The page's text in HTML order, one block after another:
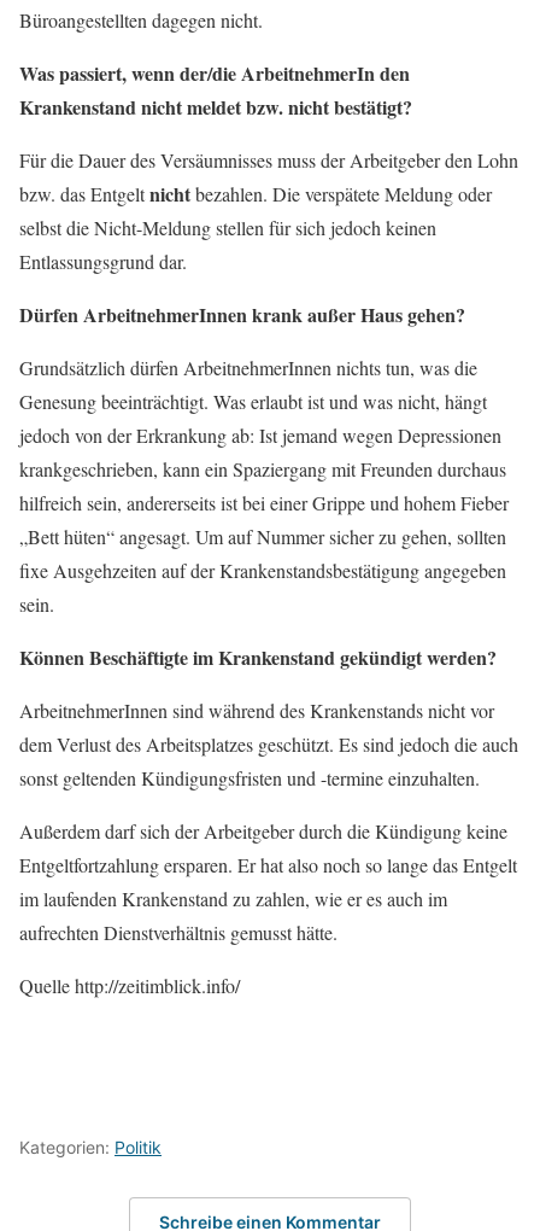
Büroangestellten dagegen nicht.
Was passiert, wenn der/die ArbeitnehmerIn den
Krankenstand nicht meldet bzw. nicht bestätigt?
Für die Dauer des Versäumnisses muss der Arbeitgeber den Lohn
bzw. das Entgeltnichtbezahlen. Die verspätete Meldung oder
selbst die Nicht-Meldung stellen für sich jedoch keinen
Entlassungsgrund dar.
Dürfen ArbeitnehmerInnen krank außer Haus gehen?
Grundsätzlich dürfen ArbeitnehmerInnen nichts tun, was die
Genesung beeinträchtigt. Was erlaubt ist und was nicht, hängt
jedoch von der Erkrankung ab: Ist jemand wegen Depressionen
krankgeschrieben, kann ein Spaziergang mit Freunden durchaus
hilfreich sein, andererseits ist bei einer Grippe und hohem Fieber
„Bett hüten“ angesagt. Um auf Nummer sicher zu gehen, sollten
fixe Ausgehzeiten auf der Krankenstandsbestätigung angegeben
sein.
Können Beschäftigte im Krankenstand gekündigt werden?
ArbeitnehmerInnen sind während des Krankenstands nicht vor
dem Verlust des Arbeitsplatzes geschützt. Es sind jedoch die auch
sonst geltenden Kündigungsfristen und -termine einzuhalten.
Außerdem darf sich der Arbeitgeber durch die Kündigung keine
Entgeltfortzahlung ersparen. Er hat also noch so lange das Entgelt
im laufenden Krankenstand zu zahlen, wie er es auch im
aufrechten Dienstverhältnis gemusst hätte.
Quelle http://zeitimblick.info/
Kategorien: Politik
Schreibe einen Kommentar